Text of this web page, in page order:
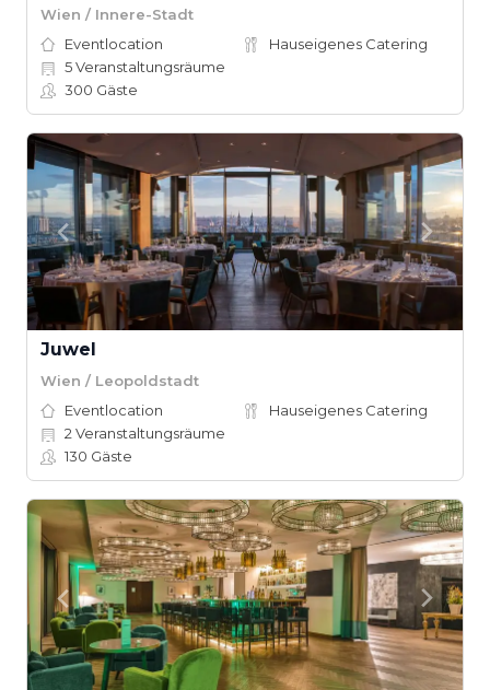
Wien / Innere-Stadt
Eventlocation
Hauseigenes Catering
5Veranstaltungsräume
300 Gäste
Juwel
Wien / Leopoldstadt
Eventlocation
Hauseigenes Catering
2 Veranstaltungsräume
130 Gäste